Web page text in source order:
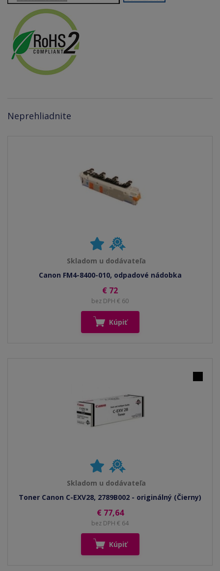
Neprehliadnite
Skladom u dodávateľa
Canon FM4-8400-010, odpadové nádobka
€ 72
bez DPH € 60
Kúpiť
Skladom u dodávateľa
Toner Canon C-EXV28, 2789B002 - originálný (Čierny)
€ 77,64
bez DPH € 64
Kúpiť